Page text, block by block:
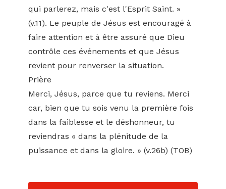
qui parlerez, mais c'est l'Esprit Saint. »
(v.11). Le peuple de Jésus est encouragé à
faire attention et à être assuré que Dieu
contrôle ces événements et que Jésus
revient pour renverser la situation.
Prière
Merci, Jésus, parce que tu reviens. Merci
car, bien que tu sois venu la première fois
dans la faiblesse et le déshonneur, tu
reviendras « dans la plénitude de la
puissance et dans la gloire. » (v.26b) (TOB)